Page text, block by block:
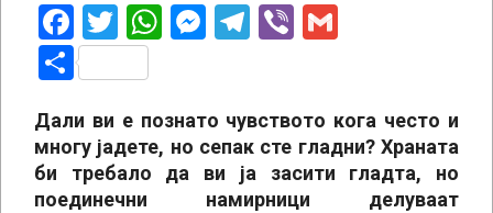
Facebook
Twitter
WhatsApp
Messenger
Telegram
Viber
Share
Дали ви е познато чувството кога често и
многу јадете, но сепак сте гладни? Храната
би требало да ви ја засити гладта, но
поединечни намирници делуваат